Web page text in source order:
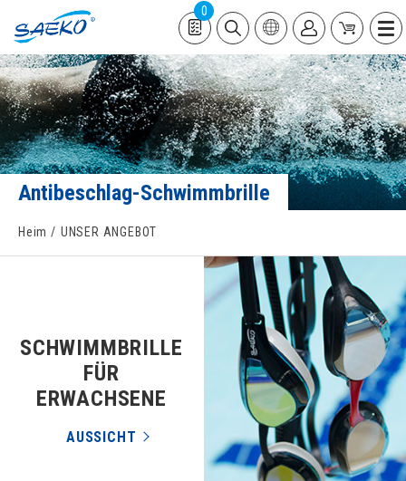
0
Antibeschlag-Schwimmbrille
Heim UNSER ANGEBOT
SCHWIMMBRILLE
FÜR
ERWACHSENE
AUSSICHT